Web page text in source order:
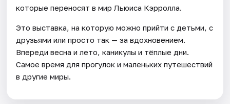
которые переносят в мир Льюиса Кэрролла.
Это выставка, на которую можно прийти с детьми, с
друзьями или просто так — за вдохновением.
Впереди весна и лето, каникулы и тёплые дни.
Самое время для прогулок и маленьких путешествий
в другие миры.